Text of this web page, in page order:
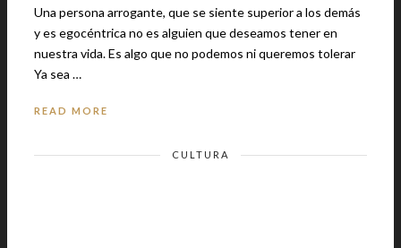
Una persona arrogante, que se siente superior a los demás
y es egocéntrica no es alguien que deseamos tener en
nuestra vida. Es algo que no podemos ni queremos tolerar
Ya sea …
READ MORE
CULTURA